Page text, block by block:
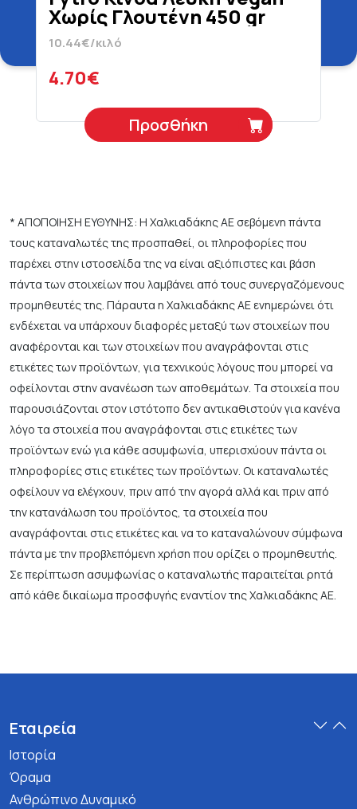
Χωρίς Γλουτένη 450 gr
10.44€/κιλό
4.70€
Προσθήκη
* ΑΠΟΠΟΙΗΣΗ ΕΥΘΥΝΗΣ: Η Χαλκιαδάκης ΑΕ σεβόμενη πάντα
τους καταναλωτές της προσπαθεί, οι πληροφορίες που
παρέχει στην ιστοσελίδα της να είναι αξιόπιστες και βάση
πάντα των στοιχείων που λαμβάνει από τους συνεργαζόμενους
προμηθευτές της. Πάραυτα η Χαλκιαδάκης ΑΕ ενημερώνει ότι
ενδέχεται να υπάρχουν διαφορές μεταξύ των στοιχείων που
αναφέρονται και των στοιχείων που αναγράφονται στις
ετικέτες των προϊόντων, για τεχνικούς λόγους που μπορεί να
οφείλονται στην ανανέωση των αποθεμάτων. Τα στοιχεία που
παρουσιάζονται στον ιστότοπο δεν αντικαθιστούν για κανένα
λόγο τα στοιχεία που αναγράφονται στις ετικέτες των
προϊόντων ενώ για κάθε ασυμφωνία, υπερισχύουν πάντα οι
πληροφορίες στις ετικέτες των προϊόντων. Οι καταναλωτές
οφείλουν να ελέγχουν, πριν από την αγορά αλλά και πριν από
την κατανάλωση του προϊόντος, τα στοιχεία που
αναγράφονται στις ετικέτες και να το καταναλώνουν σύμφωνα
πάντα με την προβλεπόμενη χρήση που ορίζει ο προμηθευτής.
Σε περίπτωση ασυμφωνίας ο καταναλωτής παραιτείται ρητά
από κάθε δικαίωμα προσφυγής εναντίον της Χαλκιαδάκης ΑΕ.
Εταιρεία
Ιστορία
Όραμα
Ανθρώπινο Δυναμικό